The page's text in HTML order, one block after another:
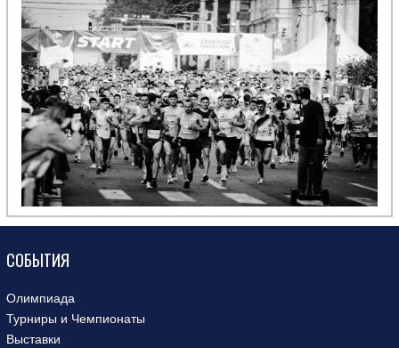
СОБЫТИЯ
Олимпиада
Турниры и Чемпионаты
Выставки